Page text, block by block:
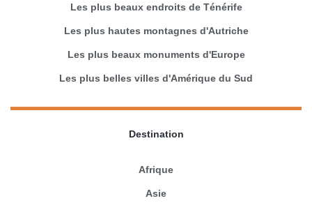
Les plus beaux endroits de Ténérife
Les plus hautes montagnes d'Autriche
Les plus beaux monuments d'Europe
Les plus belles villes d'Amérique du Sud
Destination
Afrique
Asie